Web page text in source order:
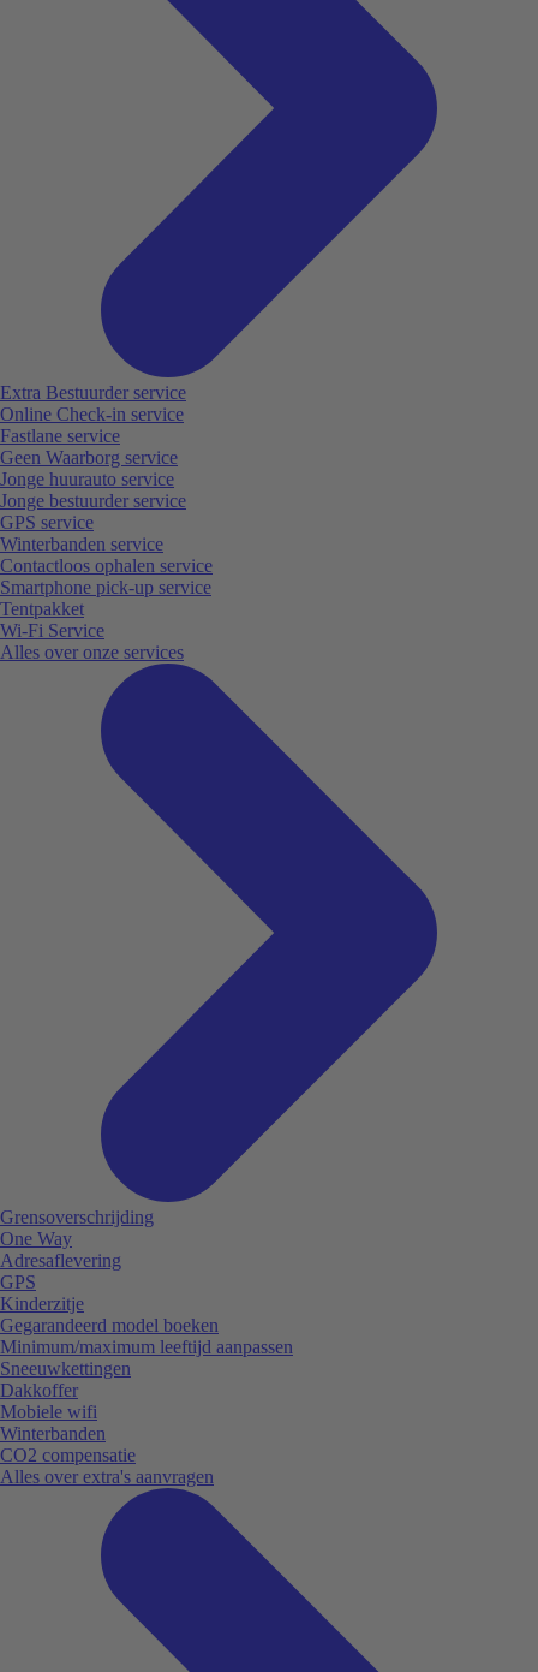
Extra Bestuurder service
Online Check-in service
Fastlane service
Geen Waarborg service
Jonge huurauto service
Jonge bestuurder service
GPS service
Winterbanden service
Contactloos ophalen service
Smartphone pick-up service
Tentpakket
Wi-Fi Service
Alles over onze services
Grensoverschrijding
One Way
Adresaflevering
GPS
Kinderzitje
Gegarandeerd model boeken
Minimum/maximum leeftijd aanpassen
Sneeuwkettingen
Dakkoffer
Mobiele wifi
Winterbanden
CO2 compensatie
Alles over extra's aanvragen